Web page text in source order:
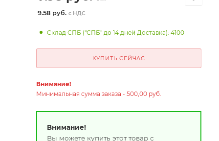
9.58 руб. с НДС
Склад СПБ ("СПБ" до 14 дней Доставка): 4100
КУПИТЬ СЕЙЧАС
Внимание!
Минимальная сумма заказа - 500,00 руб.
Внимание!
Вы можете купить этот товар с